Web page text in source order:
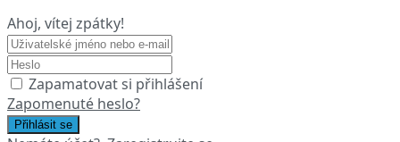
Ahoj, vítej zpátky!
Zapamatovat si přihlášení
Zapomenuté heslo?
Přihlásit se